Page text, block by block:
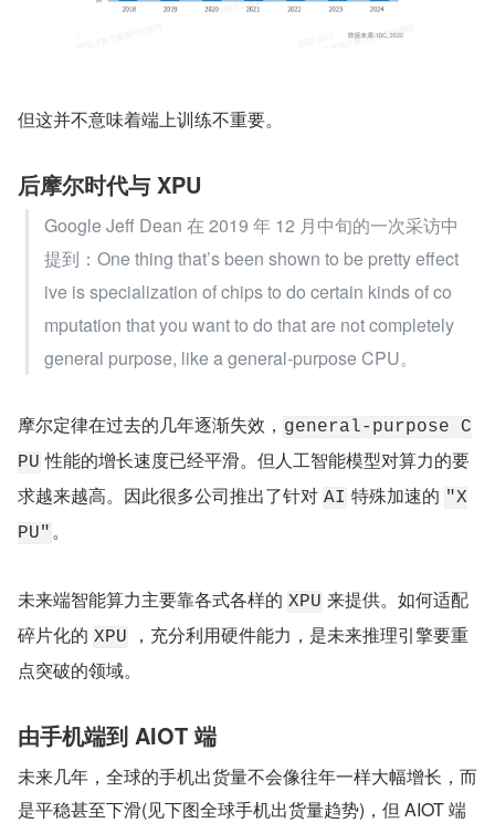
但这并不意味着端上训练不重要。
后摩尔时代与 XPU
Google Jeff Dean 在 2019 年 12 月中旬的一次采访中
提到：One thing that’s been shown to be pretty effect
ive is specialization of chips to do certain kinds of co
mputation that you want to do that are not completely
general purpose, like a general-purpose CPU。
摩尔定律在过去的几年逐渐失效， general-purpose C
PU 性能的增长速度已经平滑。但人工智能模型对算力的要
求越来越高。因此很多公司推出了针对 AI 特殊加速的 "X
PU" 。
未来端智能算力主要靠各式各样的 XPU 来提供。如何适配
碎片化的 XPU
，充分利用硬件能力，是未来推理引擎要重
点突破的领域。
由手机端到 AIOT 端
未来几年，全球的手机出货量不会像往年一样大幅增长，而
是平稳甚至下滑(见下图全球手机出货量趋势)，但 AIOT 端